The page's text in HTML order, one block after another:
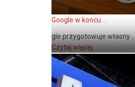
Google w końcu ...
gle przygotowuje własny
Czytaj więcej